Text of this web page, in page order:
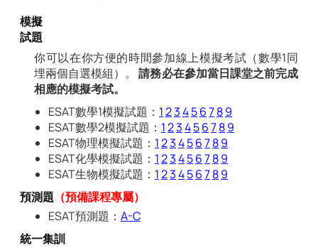
模擬
試題
你可以在你方便的時間參加線上模擬考試（數學1同
埋兩個自選模組）。請務必在參加當日課堂之前完成
相應的模擬考試。
ESAT數學1模擬試題： 123456789
ESAT數學2模擬試題： 123456789
ESAT物理模擬試題： 123456789
ESAT化學模擬試題： 123456789
ESAT生物模擬試題： 123456789
預測題 （預備課程專屬）
ESAT預測題： A-C
統一集訓